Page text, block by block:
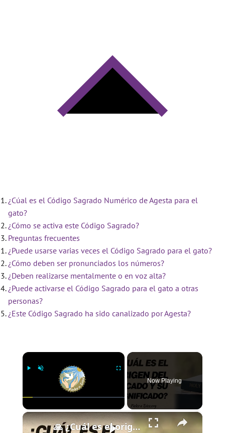
¿Cúal es el Código Sagrado Numérico de Agesta para el
gato?
¿Cómo se activa este Código Sagrado?
Preguntas frecuentes
¿Puede usarse varias veces el Código Sagrado para el gato?
¿Cómo deben ser pronunciados los números?
¿Deben realizarse mentalmente o en voz alta?
¿Puede activarse el Código Sagrado para el gato a otras
personas?
¿Este Código Sagrado ha sido canalizado por Agesta?
×
Play Unmute Fullscreen
Now Playing
×
🙏 ¿Cuál es el origen del pecado y cuál es su significado? 🙏